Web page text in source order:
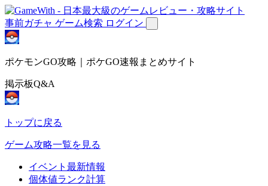
事前ガチャ ゲーム検索 ログイン
ポケモンGO攻略｜ポケGO速報まとめサイト
掲示板Q&A
トップに戻る
ゲーム攻略一覧を見る
イベント最新情報
個体値ランク計算